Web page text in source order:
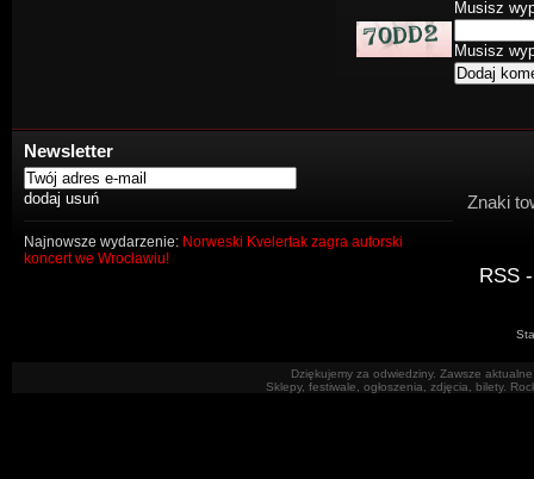
Musisz
Musisz
Newsletter
Najnowsze wydarzenie: Norweski Kvelertak zagra autorski
koncert we Wrocławiu!
Znaki
RSS
Dziękujemy za odwiedziny. Zawsze
Sklepy, festiwale, ogłoszenia, zdjęcia, bilety.